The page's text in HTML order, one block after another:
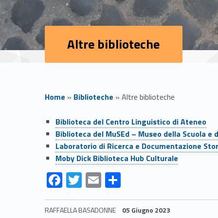
Altre biblioteche
Home » Biblioteche » Altre biblioteche
A
l
t
r
Biblioteca del Centro Linguistico di Ateneo
Biblioteca del MuSEd – Museo della Scuola e
Laboratorio di Ricerca e Documentazione
Moby Dick Biblioteca Hub Culturale
F
ac
e
T
w
itt
E
m
ai
h
ar
RAFFAELLA BASADONNE 05 Giugno 2023